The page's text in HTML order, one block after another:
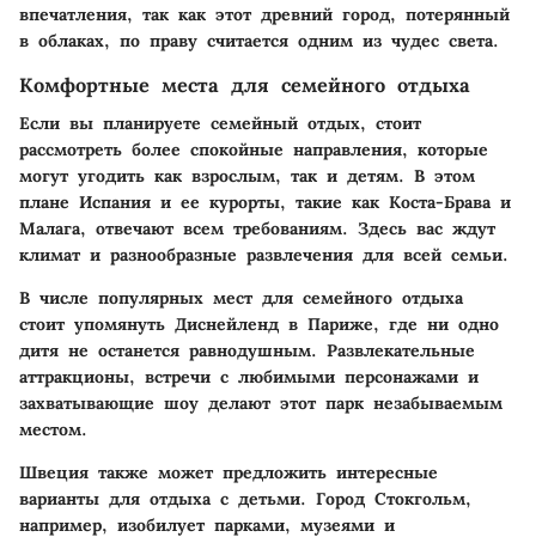
впечатления, так как этот древний город, потерянный
в облаках, по праву считается одним из чудес света.
Комфортные места для семейного отдыха
Если вы планируете семейный отдых, стоит
рассмотреть более спокойные направления, которые
могут угодить как взрослым, так и детям. В этом
плане Испания и ее курорты, такие как Коста-Брава и
Малага, отвечают всем требованиям. Здесь вас ждут
климат и разнообразные развлечения для всей семьи.
В числе популярных мест для семейного отдыха
стоит упомянуть Диснейленд в Париже, где ни одно
дитя не останется равнодушным. Развлекательные
аттракционы, встречи с любимыми персонажами и
захватывающие шоу делают этот парк незабываемым
местом.
Швеция также может предложить интересные
варианты для отдыха с детьми. Город Стокгольм,
например, изобилует парками, музеями и